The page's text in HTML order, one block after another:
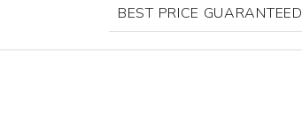
BEST PRICE GUARANTEED